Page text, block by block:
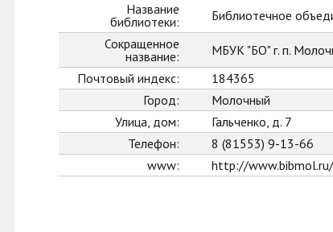
Название
библиотеки:
Библиотечное
Сокращенное
название:
МБУК "БО" г. п.
Почтовый индекс:
184365
Город:
Молочный
Улица, дом:
Гальченко, д. 7
Телефон:
8 (81553) 9-13-66
www:
http://www.bibmol.ru/